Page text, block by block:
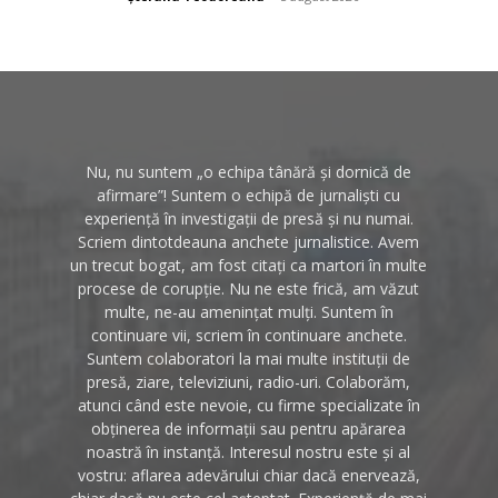
Nu, nu suntem „o echipa tânără și dornică de
afirmare”! Suntem o echipă de jurnaliști cu
experiență în investigații de presă și nu numai.
Scriem dintotdeauna anchete jurnalistice. Avem
un trecut bogat, am fost citați ca martori în multe
procese de corupție. Nu ne este frică, am văzut
multe, ne-au amenințat mulți. Suntem în
continuare vii, scriem în continuare anchete.
Suntem colaboratori la mai multe instituții de
presă, ziare, televiziuni, radio-uri. Colaborăm,
atunci când este nevoie, cu firme specializate în
obținerea de informații sau pentru apărarea
noastră în instanță. Interesul nostru este și al
vostru: aflarea adevărului chiar dacă enervează,